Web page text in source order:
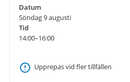
Datum
Söndag 9 augusti
Tid
14:00–16:00
Upprepas vid fler tillfällen